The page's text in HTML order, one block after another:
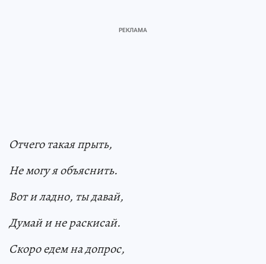
Отчего такая прыть,
Не могу я объяснить.
Вот и ладно, ты давай,
Думай и не раскисай.
Скоро едем на допрос,